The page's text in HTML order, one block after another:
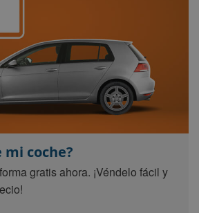
mi coche?
gratis ahora. ¡Véndelo fácil y